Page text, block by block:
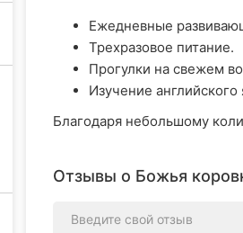
Ежедневные
Трехразовое питание.
Прогулки на свежем
Изучение
Благодаря небольшому
Отзывы о Божья